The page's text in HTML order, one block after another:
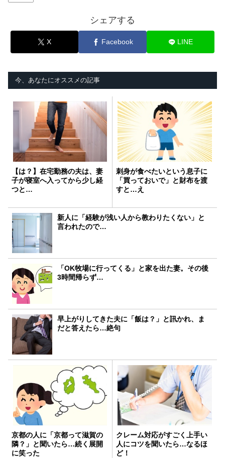
シェアする
X Facebook LINE
今、あなたにオススメの記事
【は？】在宅勤務の夫は、妻
子が寝室へ入ってから少し経
つと…
刺身が食べたいという息子に
「買っておいで」と財布を渡
すと…え
新人に「経験が浅い人から教わりたくない」と
言われたので…
「OK牧場に行ってくる」と家を出た妻。その後
3時間帰らず…
早上がりしてきた夫に「飯は？」と訊かれ、ま
だと答えたら…絶句
京都の人に「京都って滋賀の
隣？」と聞いたら…続く展開
に笑った
クレーム対応がすごく上手い
人にコツを聞いたら…なるほ
ど！